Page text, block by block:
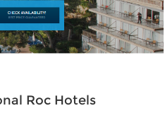
Roc Hotels